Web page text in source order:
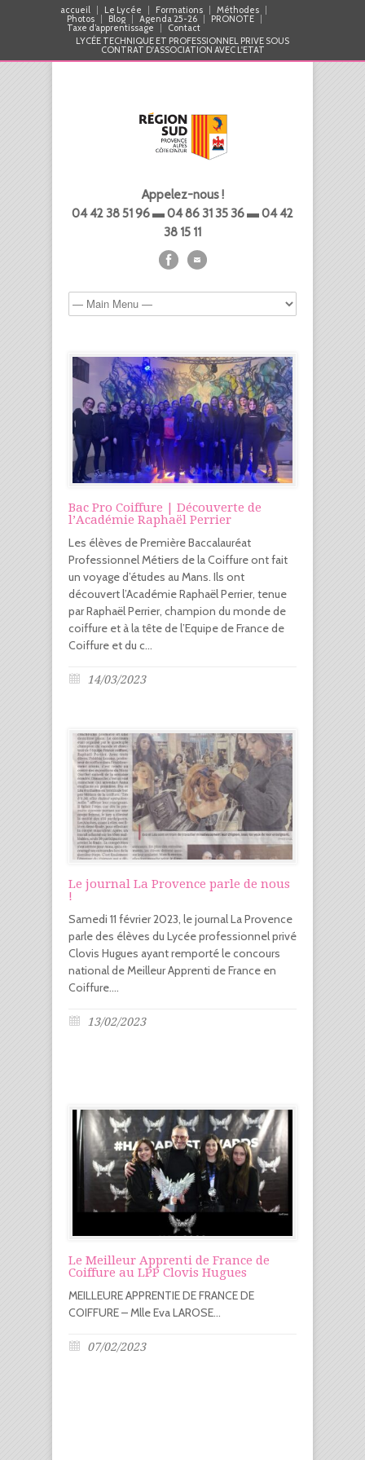
accueil Le Lycée Formations Méthodes
Photos Blog Agenda 25-26 PRONOTE
Taxe d’apprentissage
Contact
LYCÉE TECHNIQUE ET PROFESSIONNEL PRIVE SOUS
CONTRAT D'ASSOCIATION AVEC L'ETAT
Appelez-nous !
04 42 38 51 96 ▬ 04 86 31 35 36 ▬ 04 42
38 15 11
Bac Pro Coiffure | Découverte de
l’Académie Raphaël Perrier
Les élèves de Première Baccalauréat
Professionnel Métiers de la Coiffure ont fait
un voyage d’études au Mans. Ils ont
découvert l’Académie Raphaël Perrier, tenue
par Raphaël Perrier, champion du monde de
coiffure et à la tête de l’Equipe de France de
Coiffure et du c...
14/03/2023
Le journal La Provence parle de nous
!
Samedi 11 février 2023, le journal La Provence
parle des élèves du Lycée professionnel privé
Clovis Hugues ayant remporté le concours
national de Meilleur Apprenti de France en
Coiffure....
13/02/2023
Le Meilleur Apprenti de France de
Coiffure au LPP Clovis Hugues
MEILLEURE APPRENTIE DE FRANCE DE
COIFFURE – Mlle Eva LAROSE...
07/02/2023